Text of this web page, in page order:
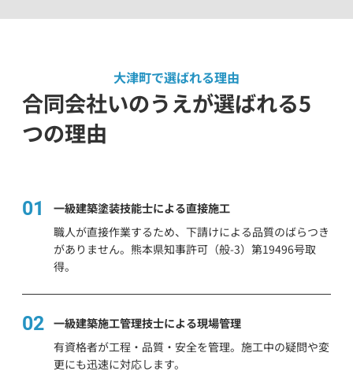
大津町で選ばれる理由
合同会社いのうえが選ばれる5
つの理由
01
一級建築塗装技能士による直接施工
職人が直接作業するため、下請けによる品質のばらつき
がありません。熊本県知事許可（般-3）第19496号取
得。
02
一級建築施工管理技士による現場管理
有資格者が工程・品質・安全を管理。施工中の疑問や変
更にも迅速に対応します。